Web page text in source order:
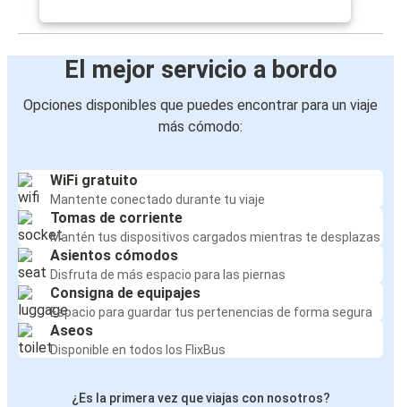
El mejor servicio a bordo
Opciones disponibles que puedes encontrar para un viaje
más cómodo:
WiFi gratuito
Mantente conectado durante tu viaje
Tomas de corriente
Mantén tus dispositivos cargados mientras te desplazas
Asientos cómodos
Disfruta de más espacio para las piernas
Consigna de equipajes
Espacio para guardar tus pertenencias de forma segura
Aseos
Disponible en todos los FlixBus
¿Es la primera vez que viajas con nosotros?